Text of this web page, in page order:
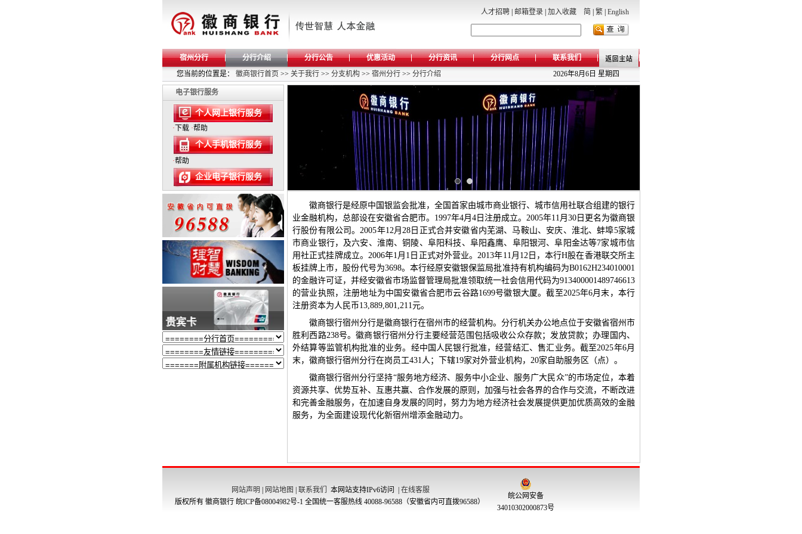
人才招聘 邮箱登录 加入收藏 简 繁 English
宿州分行 分行介绍 分行公告 优惠活动 分行资讯 分行网点
联系我们
您当前的位置是： 徽商银行首页 >> 关于我行 >> 分支机构 >> 宿州分行 >> 分行介绍 2026年8月6日 星期四
电子银行服务
个人网上银行服务
· 下载 ·帮助
个人手机银行服务
·帮助
企业电子银行服务
网站声明 网站地图 联系我们 本网站支持IPv6访问 | 在线客服
版权所有 徽商银行 皖ICP备08004982号-1 全国统一客服热线 40088-96588（安徽省内可直拨96588）
皖公网安备
34010302000873号